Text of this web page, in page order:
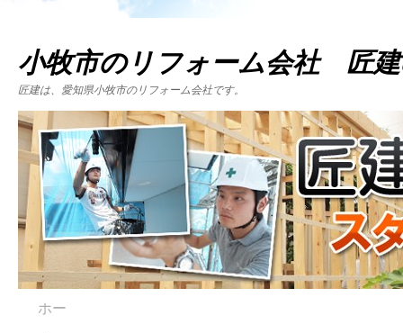
小牧市のリフォーム会社 匠
匠建は、愛知県小牧市のリフォーム会社です。
ホー